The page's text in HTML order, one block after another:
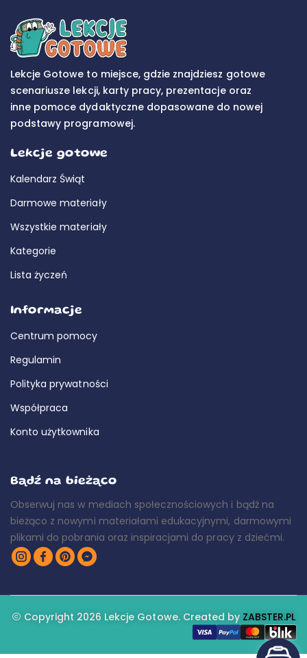
Lekcje Gotowe to miejsce, gdzie znajdziesz gotowe
scenariusze lekcji, karty pracy, prezentacje oraz
inne pomoce dydaktyczne dopasowane do nowej
podstawy programowej.
Lekcje gotowe
Kalendarz Świąt
Darmowe materiały
Wszystkie materiały
Kategorie
Lista życzeń
Informacje
Centrum pomocy
Regulamin
Polityka prywatności
Współpraca
Konto użytkownika
Bądź na bieżąco
Obserwuj nas w mediach społecznościowych i bądź na
bieżąco z nowymi materiałami edukacyjnymi, darmowymi
plikami do pobrania oraz inspiracjami do pracy z dziećmi.
Copyright 2026 Lekcje Gotowe. Created by ZABSTER.PL